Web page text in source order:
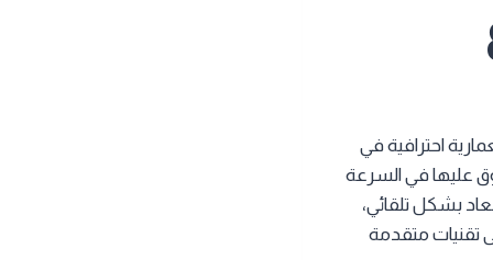
احترافية في
عليها في السرعة
بشكل تلقائي،
تقنيات متقدمة